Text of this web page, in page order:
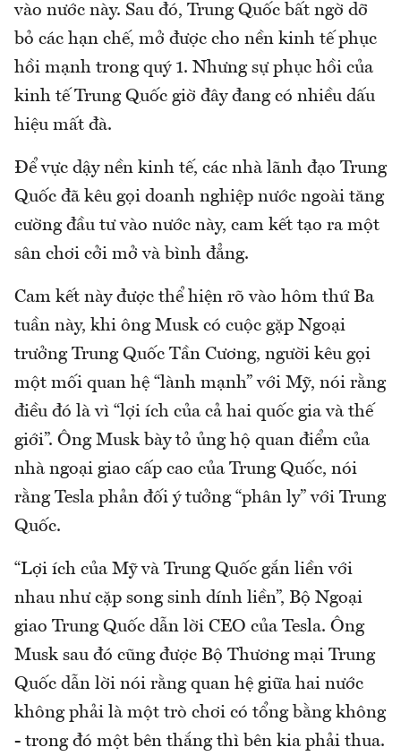
vào nước này. Sau đó, Trung Quốc bất ngờ dỡ
bỏ các hạn chế, mở được cho nền kinh tế phục
hồi mạnh trong quý 1. Nhưng sự phục hồi của
kinh tế Trung Quốc giờ đây đang có nhiều dấu
hiệu mất đà.
Để vực dậy nền kinh tế, các nhà lãnh đạo Trung
Quốc đã kêu gọi doanh nghiệp nước ngoài tăng
cường đầu tư vào nước này, cam kết tạo ra một
sân chơi cởi mở và bình đẳng.
Cam kết này được thể hiện rõ vào hôm thứ Ba
tuần này, khi ông Musk có cuộc gặp Ngoại
trưởng Trung Quốc Tần Cương, người kêu gọi
một mối quan hệ “lành mạnh” với Mỹ, nói rằng
điều đó là vì “lợi ích của cả hai quốc gia và thế
giới”. Ông Musk bày tỏ ủng hộ quan điểm của
nhà ngoại giao cấp cao của Trung Quốc, nói
rằng Tesla phản đối ý tưởng “phân ly” với Trung
Quốc.
“Lợi ích của Mỹ và Trung Quốc gắn liền với
nhau như cặp song sinh dính liền”, Bộ Ngoại
giao Trung Quốc dẫn lời CEO của Tesla. Ông
Musk sau đó cũng được Bộ Thương mại Trung
Quốc dẫn lời nói rằng quan hệ giữa hai nước
không phải là một trò chơi có tổng bằng không
- trong đó một bên thắng thì bên kia phải thua.